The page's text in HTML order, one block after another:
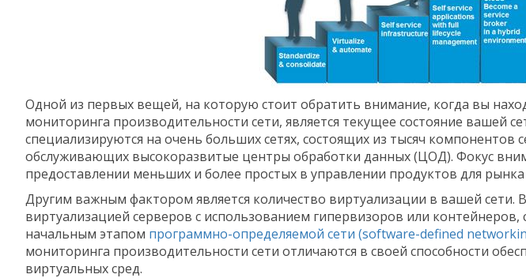
Одной из первых вещей, на которую стоит обратить внимание, когда вы
мониторинга производительности сети, является текущее состояние вашей
специализируются на очень больших сетях, состоящих из тысяч компонентов
обслуживающих высокоразвитые центры обработки данных (ЦОД). Фокус
предоставлении меньших и более простых в управлении продуктов для рынка
Другим важным фактором является количество виртуализации в вашей сети. В
виртуализацией серверов с использованием гипервизоров или
начальным этапом программно-определяемой сети (software-defined
мониторинга производительности сети отличаются в своей способности
виртуальных сред.